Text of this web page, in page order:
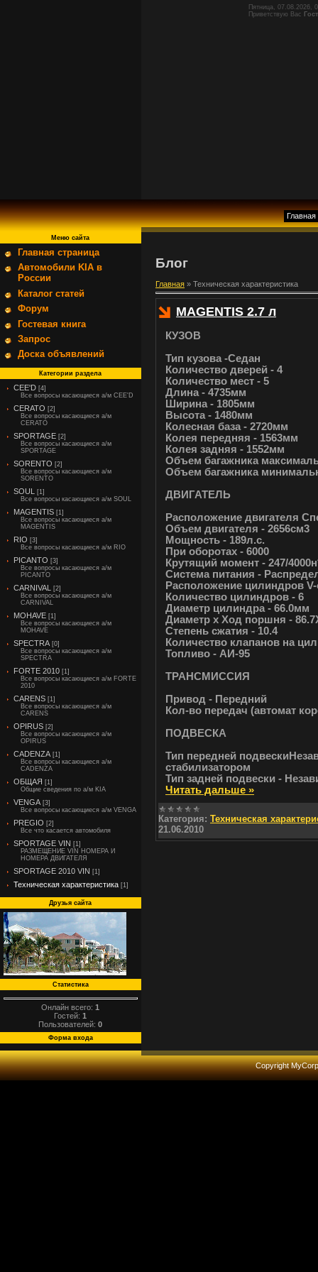
Пятница, 07.08.2026,
Приветствую Вас
Главная
Меню сайта
Главная страница
Автомобили KIA в
России
Каталог статей
Форум
Гостевая книга
Запрос
Доска объявлений
Категории раздела
CEE'D [4]
Все вопросы касающиеся а/м CEE'D
CERATO [2]
Все вопросы касающиеся а/м
CERATO
SPORTAGE [2]
Все вопросы касающиеся а/м
SPORTAGE
SORENTO [2]
Все вопросы касающиеся а/м
SORENTO
SOUL
[1]
Все вопросы касающиеся а/м SOUL
MAGENTIS [1]
Все вопросы касающиеся а/м
MAGENTIS
RIO [3]
Все вопросы касающиеся а/м RIO
PICANTO [3]
Все вопросы касающиеся а/м
PICANTO
CARNIVAL
[2]
Все вопросы касающиеся а/м
CARNIVAL
MOHAVE [1]
Все вопросы касающиеся а/м
MOHAVE
SPECTRA [0]
Все вопросы касающиеся а/м
SPECTRA
FORTE 2010 [1]
Все вопросы касающиеся а/м FORTE
2010
CARENS [1]
Все вопросы касающиеся а/м
CARENS
OPIRUS [2]
Все вопросы касающиеся а/м
OPIRUS
CADENZA [1]
Все вопросы касающиеся а/м
CADENZA
ОБЩАЯ [1]
Общие сведения по а/м KIA
VENGA [3]
Все вопросы касающиеся а/м VENGA
PREGIO [2]
Все что касается автомобиля
SPORTAGE VIN [1]
РАЗМЕЩЕНИЕ VIN НОМЕРА И
НОМЕРА ДВИГАТЕЛЯ
SPORTAGE 2010 VIN [1]
Техническая характеристика [1]
Друзья сайта
Статистика
Онлайн всего:1
Гостей:1
Пользователей:0
Форма входа
Блог
Главная » Техническая характеристика
MAGENTIS 2.7 л
КУЗОВ
Тип кузова -Седан
Количество дверей - 4
Количество мест - 5
Длина - 4735мм
Ширина - 1805мм
Высота - 1480мм
Колесная база - 2720мм
Колея передняя - 1563мм
Колея задняя - 1552мм
Объем багажника
Объем багажника
ДВИГАТЕЛЬ
Расположение двигателя
Объем двигателя - 2656см3
Мощность - 189л.с.
При оборотах - 6000
Крутящий момент - 247/
Система питания -
Расположение цилиндров
Количество цилиндров - 6
Диаметр цилиндра - 66.0мм
Диаметр х Ход поршня -
Степень сжатия - 10.4
Количество клапанов на
Топливо - АИ-95
ТРАНСМИССИЯ
Привод - Передний
Кол-во передач (автомат
ПОДВЕСКА
Тип передней
стабилизатором
Тип задней подвески -
Читать дальше »
Категория: Техническая
21.06.2010
Copyright